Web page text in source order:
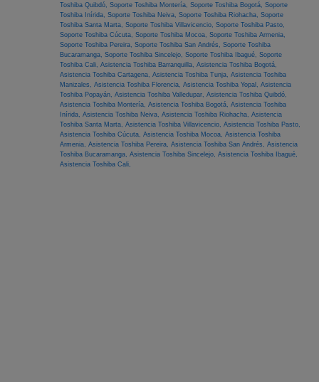
Toshiba Quibdó, Soporte Toshiba Montería, Soporte Toshiba Bogotá, Soporte
Toshiba Inírida, Soporte Toshiba Neiva, Soporte Toshiba Riohacha, Soporte
Toshiba Santa Marta, Soporte Toshiba Villavicencio, Soporte Toshiba Pasto,
Soporte Toshiba Cúcuta, Soporte Toshiba Mocoa, Soporte Toshiba Armenia,
Soporte Toshiba Pereira, Soporte Toshiba San Andrés, Soporte Toshiba
Bucaramanga, Soporte Toshiba Sincelejo, Soporte Toshiba Ibagué, Soporte
Toshiba Cali, Asistencia Toshiba Barranquilla, Asistencia Toshiba Bogotá,
Asistencia Toshiba Cartagena, Asistencia Toshiba Tunja, Asistencia Toshiba
Manizales, Asistencia Toshiba Florencia, Asistencia Toshiba Yopal, Asistencia
Toshiba Popayán, Asistencia Toshiba Valledupar, Asistencia Toshiba Quibdó,
Asistencia Toshiba Montería, Asistencia Toshiba Bogotá, Asistencia Toshiba
Inírida, Asistencia Toshiba Neiva, Asistencia Toshiba Riohacha, Asistencia
Toshiba Santa Marta, Asistencia Toshiba Villavicencio, Asistencia Toshiba Pasto,
Asistencia Toshiba Cúcuta, Asistencia Toshiba Mocoa, Asistencia Toshiba
Armenia, Asistencia Toshiba Pereira, Asistencia Toshiba San Andrés, Asistencia
Toshiba Bucaramanga, Asistencia Toshiba Sincelejo, Asistencia Toshiba Ibagué,
Asistencia Toshiba Cali,